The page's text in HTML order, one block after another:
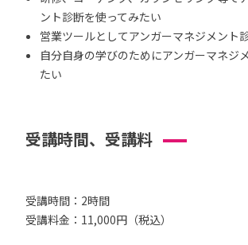
ント診断を使ってみたい
営業ツールとしてアンガーマネジメント
自分自身の学びのためにアンガーマネジ
たい
受講時間、受講料
受講時間：2時間
受講料金：11,000円（税込）